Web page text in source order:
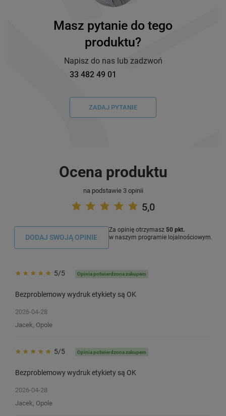
Masz pytanie do tego
produktu?
Napisz do nas lub zadzwoń
33 482 49 01
ZADAJ PYTANIE
Ocena produktu
na podstawie 3 opinii
5,0
DODAJ SWOJĄ OPINIE
Za opinię otrzymasz 50 pkt.
w naszym programie lojalnościowym.
5/5 Opinia potwierdzona zakupem
Bezproblemowy wydruk etykiety są OK
2026-04-28
Jacek, Opole
5/5 Opinia potwierdzona zakupem
Bezproblemowy wydruk etykiety są OK
2026-04-28
Jacek, Opole